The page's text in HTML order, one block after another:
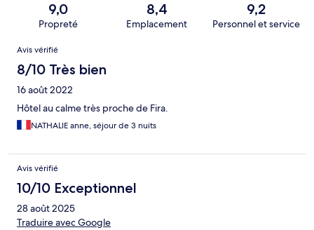
9,0
Propreté
8,4
Emplacement
9,2
Personnel et service
Avis
Avis vérifié
8/10 Très bien
16 août 2022
Hôtel au calme très proche de Fira.
NATHALIE anne, séjour de 3 nuits
Avis vérifié
10/10 Exceptionnel
28 août 2025
Traduire avec Google